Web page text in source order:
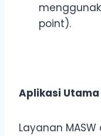
point).
Aplikasi Utama
Layanan